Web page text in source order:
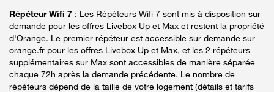
Répéteur Wifi 7 : Les Répéteurs Wifi 7 sont mis à disposition sur
demande pour les offres Livebox Up et Max et restent la propriété
d'Orange. Le premier répéteur est accessible sur demande sur
orange.fr pour les offres Livebox Up et Max, et les 2 répéteurs
supplémentaires sur Max sont accessibles de manière séparée
chaque 72h après la demande précédente. Le nombre de
répéteurs dépend de la taille de votre logement (détails et tarifs